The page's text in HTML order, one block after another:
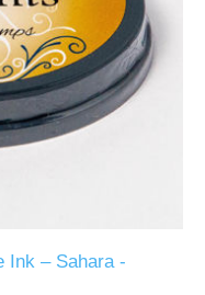
Ink – Sahara -